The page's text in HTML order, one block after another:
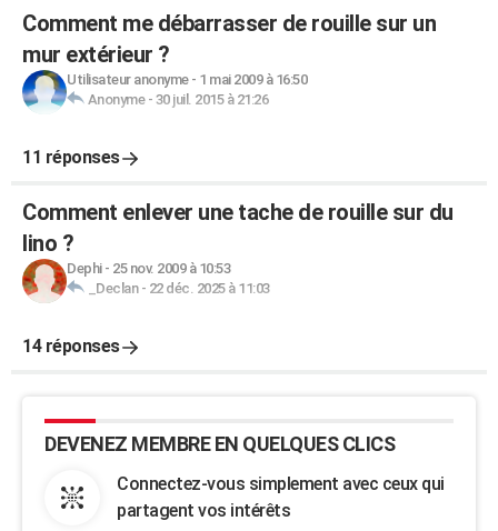
Comment me débarrasser de rouille sur un
mur extérieur ?
Utilisateur anonyme- 1 mai 2009 à 16:50
Anonyme- 30 juil. 2015 à 21:26
11 réponses
Comment enlever une tache de rouille sur du
lino ?
Dephi- 25 nov. 2009 à 10:53
_Declan- 22 déc. 2025 à 11:03
14 réponses
DEVENEZ MEMBRE EN QUELQUES CLICS
Connectez-vous simplement avec ceux qui
partagent vos intérêts